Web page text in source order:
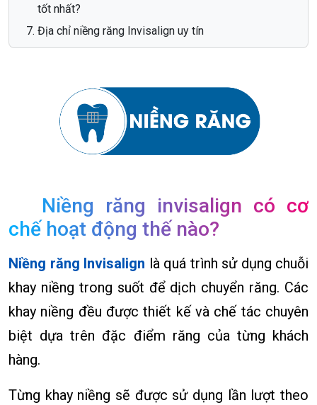
tốt nhất?
Địa chỉ niềng răng Invisalign uy tín
Niềng răng invisalign có cơ
chế hoạt động thế nào?
Niềng răng Invisalign là quá trình sử dụng chuỗi
khay niềng trong suốt để dịch chuyển răng. Các
khay niềng đều được thiết kế và chế tác chuyên
biệt dựa trên đặc điểm răng của từng khách
hàng.
Từng khay niềng sẽ được sử dụng lần lượt theo